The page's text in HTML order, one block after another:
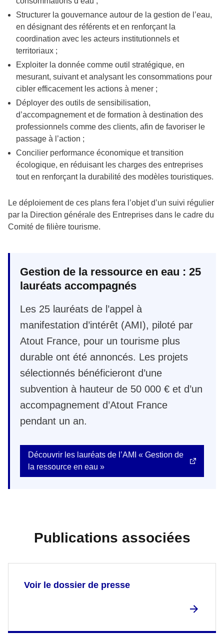
Structurer la gouvernance autour de la gestion de l’eau,
en désignant des référents et en renforçant la
coordination avec les acteurs institutionnels et
territoriaux ;
Exploiter la donnée comme outil stratégique, en
mesurant, suivant et analysant les consommations pour
cibler efficacement les actions à mener ;
Déployer des outils de sensibilisation,
d’accompagnement et de formation à destination des
professionnels comme des clients, afin de favoriser le
passage à l’action ;
Concilier performance économique et transition
écologique, en réduisant les charges des entreprises
tout en renforçant la durabilité des modèles touristiques.
Le déploiement de ces plans fera l’objet d’un suivi régulier
par la Direction générale des Entreprises dans le cadre du
Comité de filière tourisme.
Gestion de la ressource en eau : 25
lauréats accompagnés
Les 25 lauréats de l’appel à
manifestation d’intérêt (AMI), piloté par
Atout France, pour un tourisme plus
durable ont été annoncés. Les projets
sélectionnés bénéficieront d’une
subvention à hauteur de 50 000 € et d’un
accompagnement d’Atout France
pendant un an.
Découvrir les lauréats de l’AMI « Gestion de
la ressource en eau »
Publications associées
Voir le dossier de presse